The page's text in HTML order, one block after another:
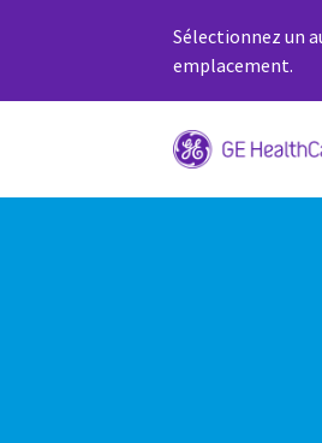
Sélectionnez un
emplacement.